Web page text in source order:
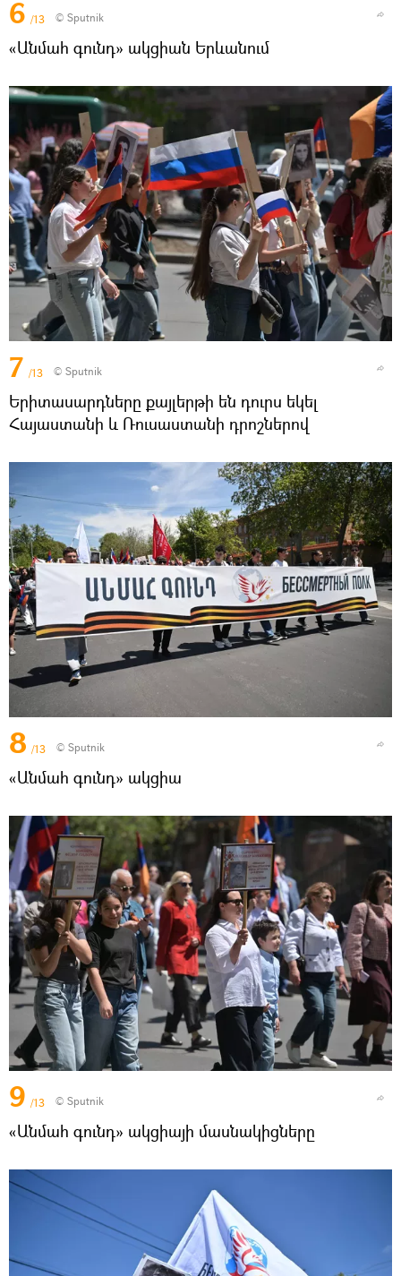
6 /13 © Sputnik
«Անմահ գունդ» ակցիան Երևանում
7 /13 © Sputnik
Երիտասարդները քայլերթի են դուրս եկել
Հայաստանի և Ռուսաստանի դրոշներով
8 /13 © Sputnik
«Անմահ գունդ» ակցիա
9 /13 © Sputnik
«Անմահ գունդ» ակցիայի մասնակիցները